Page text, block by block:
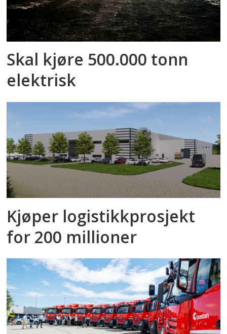
Skal kjøre 500.000 tonn
elektrisk
Kjøper logistikkprosjekt
for 200 millioner